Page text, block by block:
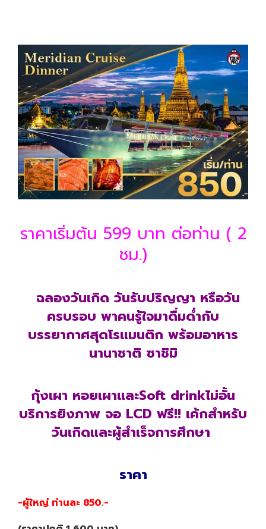
ราคาเริ่มต้น 599 บาท ต่อท่าน ( 2
ชม.)
ฉลองวันเกิด วันรับปริญญา หรือวัน
ครบรอบ พาคนรู้ใจมาดื่มด่ำกับ
บรรยากาศสุดโรแมนติก พร้อมอาหาร
นานาชาติ ซาชิมิ
กุ้งเผา หอยเผาและSoft drinkไม่อั้น
บริการยิงภาพ จอ LCD ฟรี!! เค้กสำหรับ
วันเกิดและผู้สำเร็จการศึกษา
ราคา
-ผู้ใหญ่ ท่านละ 850.-